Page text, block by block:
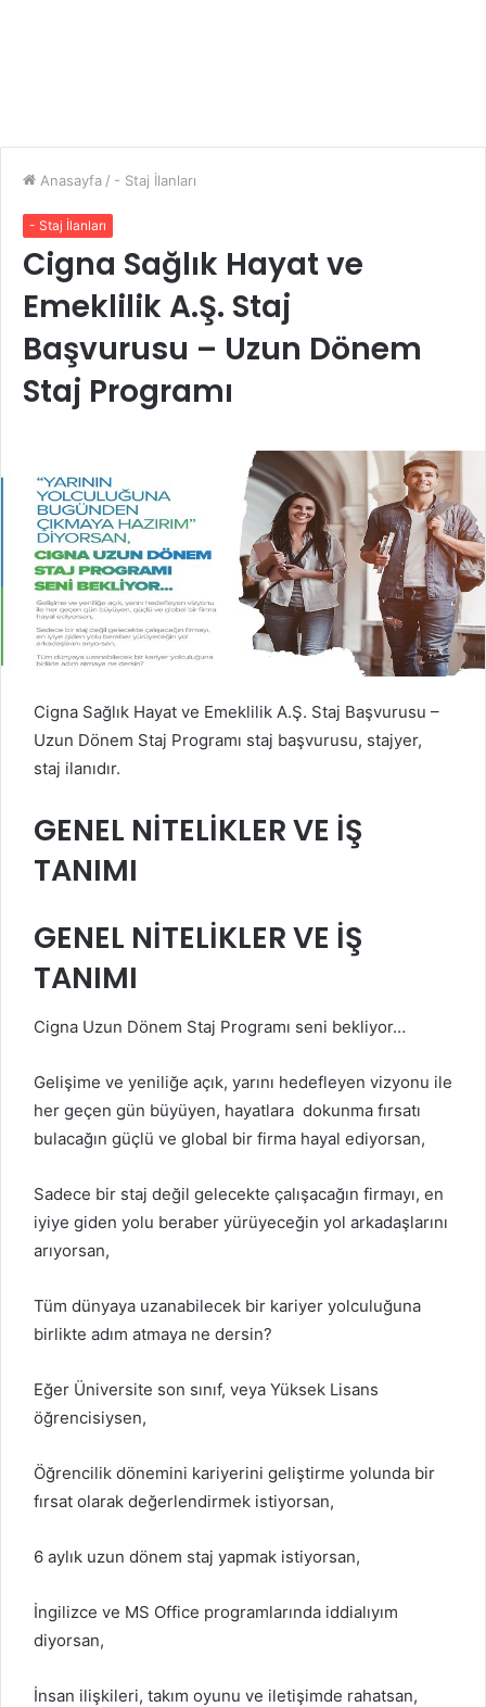
Anasayfa / - Staj İlanları
- Staj İlanları
Cigna Sağlık Hayat ve
Emeklilik A.Ş. Staj
Başvurusu – Uzun Dönem
Staj Programı
Cigna Sağlık Hayat ve Emeklilik A.Ş. Staj Başvurusu –
Uzun Dönem Staj Programı staj başvurusu, stajyer,
staj ilanıdır.
GENEL NİTELİKLER VE İŞ
TANIMI
GENEL NİTELİKLER VE İŞ
TANIMI
Cigna Uzun Dönem Staj Programı seni bekliyor…
Gelişime ve yeniliğe açık, yarını hedefleyen vizyonu ile
her geçen gün büyüyen, hayatlara dokunma fırsatı
bulacağın güçlü ve global bir firma hayal ediyorsan,
Sadece bir staj değil gelecekte çalışacağın firmayı, en
iyiye giden yolu beraber yürüyeceğin yol arkadaşlarını
arıyorsan,
Tüm dünyaya uzanabilecek bir kariyer yolculuğuna
birlikte adım atmaya ne dersin?
Eğer Üniversite son sınıf, veya Yüksek Lisans
öğrencisiysen,
Öğrencilik dönemini kariyerini geliştirme yolunda bir
fırsat olarak değerlendirmek istiyorsan,
6 aylık uzun dönem staj yapmak istiyorsan,
İngilizce ve MS Office programlarında iddialıyım
diyorsan,
İnsan ilişkileri, takım oyunu ve iletişimde rahatsan,